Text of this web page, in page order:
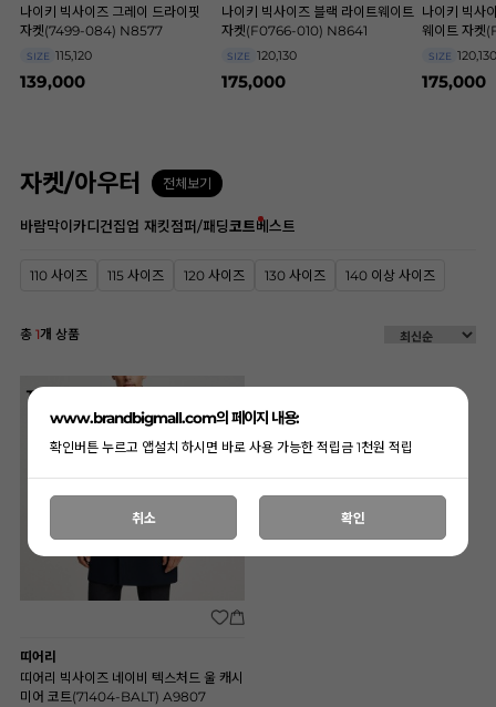
나이키 빅사이즈 그레이 드라이핏
자켓(7499-084) N8577
SIZE 115,120
139,000
나이키 빅사이즈 블랙 라이트웨이트
자켓(F0766-010) N8641
SIZE 120,130
175,000
나이키 빅사
웨이트 자
SIZE
175,000
자켓/아우터 전체보기
바람막이카디건집업 재킷점퍼/패딩코트베스트
110 사이즈 115 사이즈 120 사이즈 130 사이즈 140 이상 사이즈
총 1개 상품
띠어리
띠어리 빅사이즈 네이비 텍스처드 울 캐시
미어 코트(71404-BALT) A9807
www.brandbigmall.com의 페이지 내용:
확인버튼 누르고 앱설치 하시면 바로 사용 가능한 적립금 1천원 적립
취소 확인